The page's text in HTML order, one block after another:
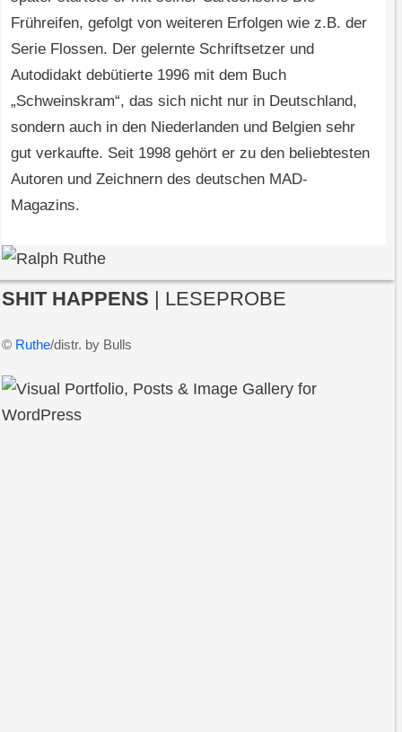
Frühreifen, gefolgt von weiteren Erfolgen wie z.B. der
Serie Flossen. Der gelernte Schriftsetzer und
Autodidakt debütierte 1996 mit dem Buch
„Schweinskram“, das sich nicht nur in Deutschland,
sondern auch in den Niederlanden und Belgien sehr
gut verkaufte. Seit 1998 gehört er zu den beliebtesten
Autoren und Zeichnern des deutschen MAD-
Magazins.
SHIT HAPPENS | LESEPROBE
© Ruthe/distr. by Bulls